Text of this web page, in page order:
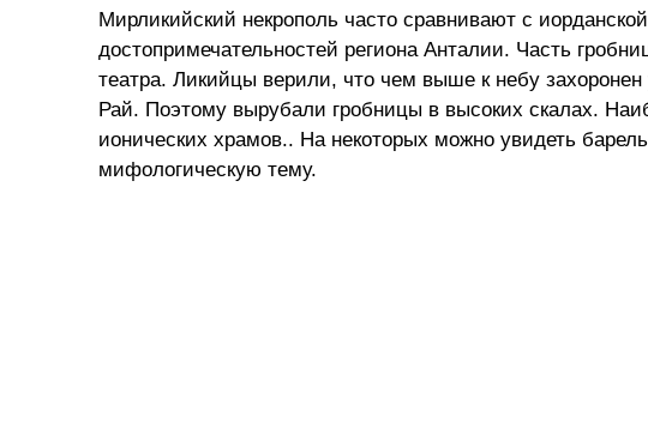
Мирликийский некрополь часто сравнивают с
достопримечательностей региона Анталии. Часть
театра. Ликийцы верили, что чем выше к небу
Рай. Поэтому вырубали гробницы в высоких скалах.
ионических храмов.. На некоторых можно увидеть
мифологическую тему.